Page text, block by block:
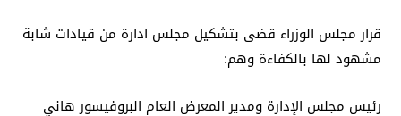
قرار مجلس الوزراء قضى بتشكيل مجلس ادارة من قيادات شابة
مشهود لها بالكفاءة وهم:
رئيس مجلس الإدارة ومدير المعرض العام البروفيسور هاني